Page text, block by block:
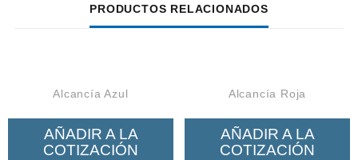
PRODUCTOS RELACIONADOS
Alcancía Azul
AÑADIR A LA
COTIZACIÓN
Alcancía Roja
AÑADIR A LA
COTIZACIÓN